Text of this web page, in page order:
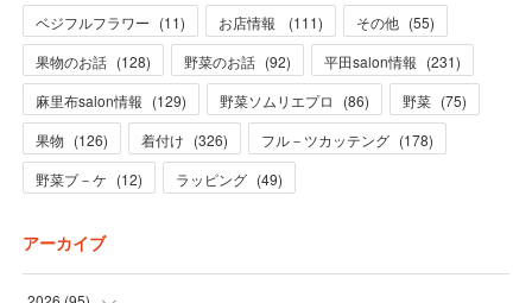
ベジフルフラワー (11) お店情報 (111) その他 (55)
果物のお話 (128) 野菜のお話 (92) 平田salon情報 (231)
麻里布salon情報 (129) 野菜ソムリエプロ (86) 野菜 (75)
果物 (126) 着付け (326) フル－ツカッテング (178)
野菜ブ－ケ (12) ラッピング (49)
アーカイブ